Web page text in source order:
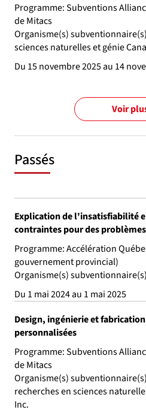
Programme: Subventions
de Mitacs
Organisme(s)
sciences naturelles et génie
Du 15 novembre 2025 au 14
Voir
Passés
Explication de l'insatisfiabilité
contraintes pour des problèmes
Programme: Accélération
gouvernement provincial)
Organisme(s)
Du 1 mai 2024 au 1 mai 2025
Design, ingénierie et
personnalisées
Programme: Subventions
de Mitacs
Organisme(s)
recherches en sciences
Inc.